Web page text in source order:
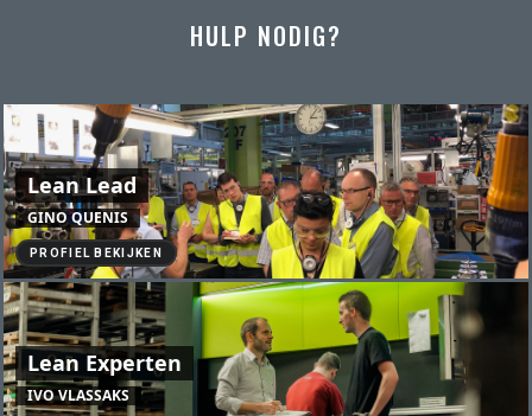
HULP NODIG?
Lean Lead
GINO QUENIS
PROFIEL BEKIJKEN
Lean Experten
IVO VLASSAKS